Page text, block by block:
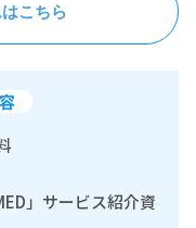
こちら
」サービス紹介資